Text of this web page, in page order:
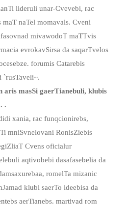
lideruli unar-Cvevebi, rac
naTel momavals. Cveni
mivawodoT maTTvis
evrokavSirsa da saqarTvelos
forumis Catarebis
`rusTaveli~.
aris masSi gaerTianebuli, klubis
.
xania, rac funqcionirebs,
mniSvnelovani RonisZiebis
Cvens oficialur
aqtivobebi dasafasebelia da
romelTa mizanic
klubi saerTo ideebisa da
aerTianebs. martivad rom